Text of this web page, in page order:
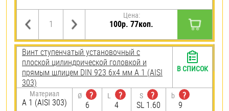
Цена:
100р. 77коп.
Винт ступенчатый установочный с
плоской цилиндрической головкой и
прямым шлицем DIN 923 6х4 мм А 1 (AISI
303)
Материал
А 1 (AISI 303)
Ø
?
6
L
?
4
S
?
SL 1.60
b
?
9
В СПИСОК